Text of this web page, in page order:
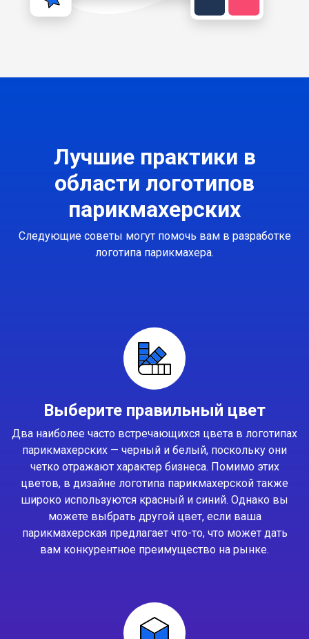
Лучшие практики в
области логотипов
парикмахерских
Следующие советы могут помочь вам в разработке
логотипа парикмахера.
Выберите правильный цвет
Два наиболее часто встречающихся цвета в логотипах
парикмахерских — черный и белый, поскольку они
четко отражают характер бизнеса. Помимо этих
цветов, в дизайне логотипа парикмахерской также
широко используются красный и синий. Однако вы
можете выбрать другой цвет, если ваша
парикмахерская предлагает что-то, что может дать
вам конкурентное преимущество на рынке.